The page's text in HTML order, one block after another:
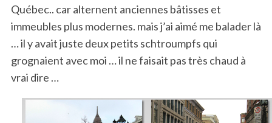
Québec.. car alternent anciennes bâtisses et
immeubles plus modernes. mais j’ai aimé me balader là
… il y avait juste deux petits schtroumpfs qui
grognaient avec moi … il ne faisait pas très chaud à
vrai dire …